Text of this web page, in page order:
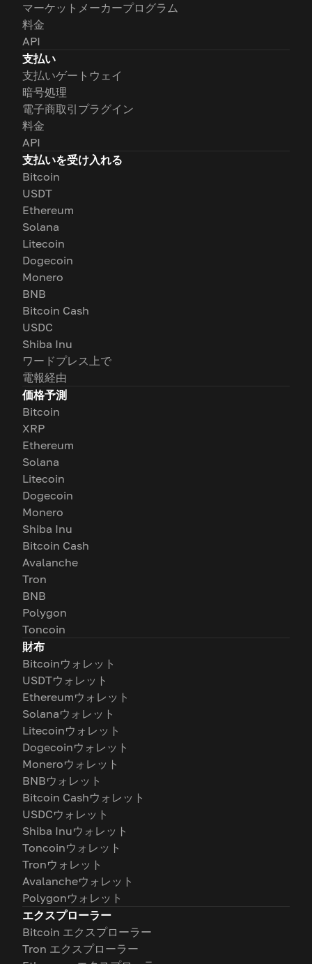
マーケットメーカープログラム
料金
API
支払い
支払いゲートウェイ
暗号処理
電子商取引プラグイン
料金
API
支払いを受け入れる
Bitcoin
USDT
Ethereum
Solana
Litecoin
Dogecoin
Monero
BNB
Bitcoin Cash
USDC
Shiba Inu
ワードプレス上で
電報経由
価格予測
Bitcoin
XRP
Ethereum
Solana
Litecoin
Dogecoin
Monero
Shiba Inu
Bitcoin Cash
Avalanche
Tron
BNB
Polygon
Toncoin
財布
Bitcoinウォレット
USDTウォレット
Ethereumウォレット
Solanaウォレット
Litecoinウォレット
Dogecoinウォレット
Moneroウォレット
BNBウォレット
Bitcoin Cashウォレット
USDCウォレット
Shiba Inuウォレット
Toncoinウォレット
Tronウォレット
Avalancheウォレット
Polygonウォレット
エクスプローラー
Bitcoin エクスプローラー
Tron エクスプローラー